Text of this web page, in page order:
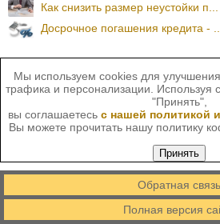
Как снизить размер неустойки п...
Досрочное погашения кредита -
Мы используем cookies для
трафика и персонализации. Используя
"Принять",
вы соглашаетесь с нашей политикой
Вы можете прочитать нашу политику
Принять
Обратная связь
Полная версия